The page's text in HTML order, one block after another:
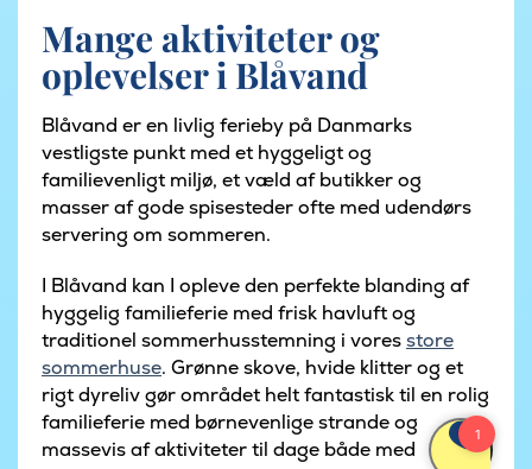
Mange aktiviteter og
oplevelser i Blåvand
Blåvand er en livlig ferieby på Danmarks
vestligste punkt med et hyggeligt og
familievenligt miljø, et væld af butikker og
masser af gode spisesteder ofte med udendørs
servering om sommeren.
I Blåvand kan I opleve den perfekte blanding af
hyggelig familieferie med frisk havluft og
traditionel sommerhusstemning i voresstore
sommerhuse. Grønne skove, hvide klitter og et
rigt dyreliv gør området helt fantastisk til en rolig
familieferie med børnevenlige strande og
massevis af aktiviteter til dage både med